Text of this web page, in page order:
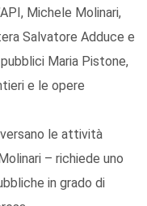
Michele Molinari,
Salvatore Adduce e
Maria Pistone,
e le opere
le attività
– richiede uno
in grado di